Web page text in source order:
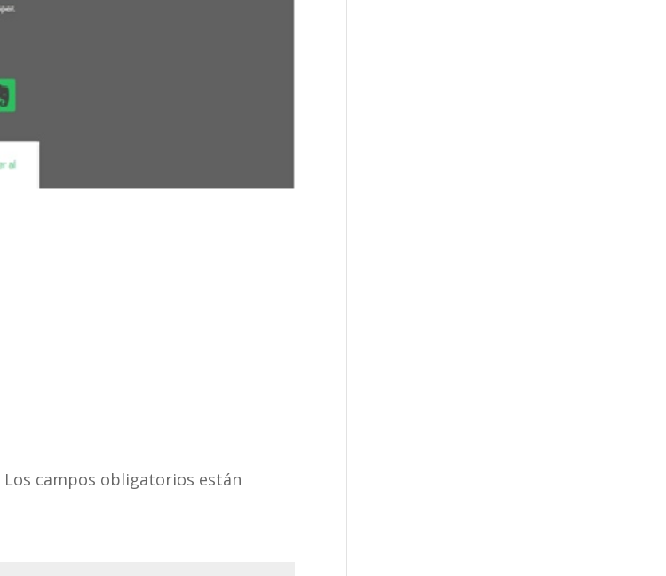
Los campos obligatorios están